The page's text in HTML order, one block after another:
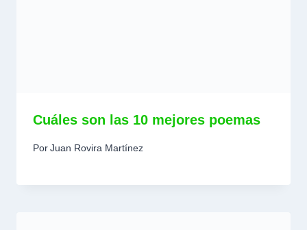
Cuáles son las 10 mejores poemas
PorJuan Rovira Martínez